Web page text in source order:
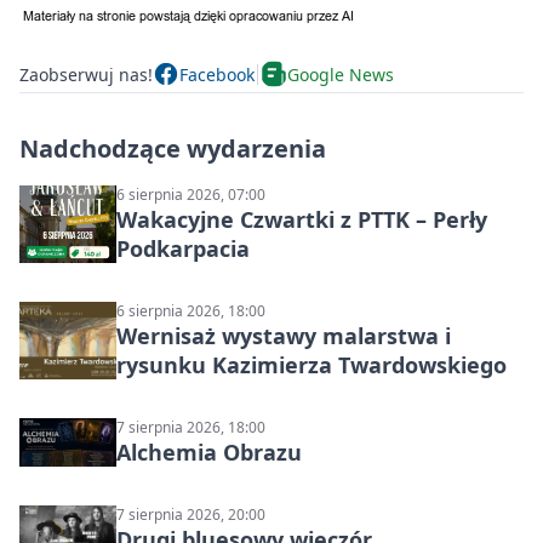
Zaobserwuj nas! Facebook Google News
Nadchodzące wydarzenia
6 sierpnia 2026, 07:00
Wakacyjne Czwartki z PTTK – Perły
Podkarpacia
6 sierpnia 2026, 18:00
Wernisaż wystawy malarstwa i
rysunku Kazimierza Twardowskiego
7 sierpnia 2026, 18:00
Alchemia Obrazu
7 sierpnia 2026, 20:00